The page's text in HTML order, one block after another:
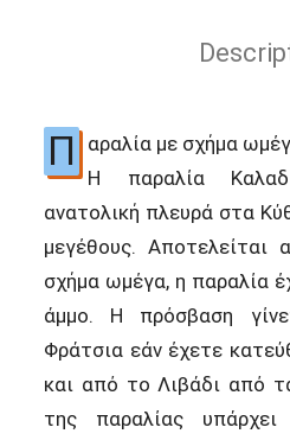
Π
αραλία με σχήμα
Η παραλία
ανατολική πλευρά στα
μεγέθους.
σχήμα ωμέγα, η παραλία
άμμο. Η πρόσβαση
Φράτσια εάν έχετε
και από το Λιβάδι από
της παραλίας